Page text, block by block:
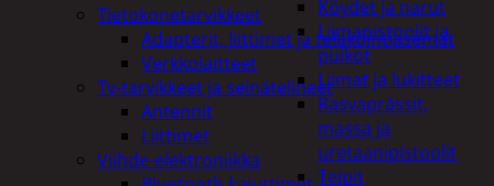
Köydet ja narut
Liimapistoolit ja
puikot
Liimat ja lukitteet
Rasvaprässit,
massa ja
uretaanipistoolit
Teipit
Tietokonetarvikkeet
Adapterit, liittimet ja telakointiasemat
Verkkolaitteet
Tv-tarvikkeet ja seinätelineet
Antennit
Liittimet
Viihde-elektroniikka